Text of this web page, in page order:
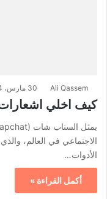
Ali Qassem 30 مارس، 2024
كيف اخلي اشعارات
الاجتماعي في العالم،
الأدوات…
أكمل القراءة »